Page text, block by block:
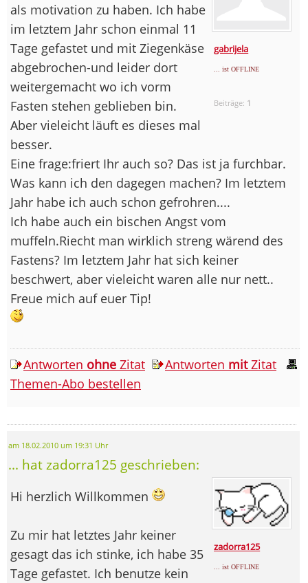
gabrijela
... ist OFFLINE
Beiträge: 1
als motivation zu haben. Ich habe
im letztem Jahr schon einmal 11
Tage gefastet und mit Ziegenkäse
abgebrochen-und leider dort
weitergemacht wo ich vorm
Fasten stehen geblieben bin.
Aber vieleicht läuft es dieses mal
besser.
Eine frage:friert Ihr auch so? Das ist ja furchbar.
Was kann ich den dagegen machen? Im letztem
Jahr habe ich auch schon gefrohren....
Ich habe auch ein bischen Angst vom
muffeln.Riecht man wirklich streng wärend des
Fastens? Im letztem Jahr hat sich keiner
beschwert, aber vieleicht waren alle nur nett..
Freue mich auf euer Tip!
Antworten ohne Zitat Antworten mitZitat
Themen-Abo bestellen
am 18.02.2010 um 19:31 Uhr
... hat zadorra125 geschrieben:
zadorra125
... ist OFFLINE
Hi herzlich Willkommen
Zu mir hat letztes Jahr keiner
gesagt das ich stinke, ich habe 35
Tage gefastet. Ich benutze kein